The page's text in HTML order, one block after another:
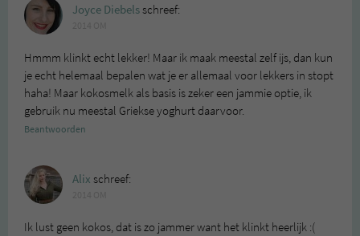
Joyce Diebelsschreef:
Hmmm klinkt echt lekker! Maar ik maak meestal zelf ijs, dan kun
je echt helemaal bepalen wat je er allemaal voor lekkers in stopt
haha! Maar kokosmelk als basis is zeker een jammie optie, ik
gebruik nu meestal Griekse yoghurt daarvoor.
Beantwoorden
Alix schreef:
Ik lust geen kokos, dat is zo jammer want het klinkt heerlijk :(